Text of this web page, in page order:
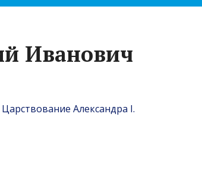
Иванович
Александра I.